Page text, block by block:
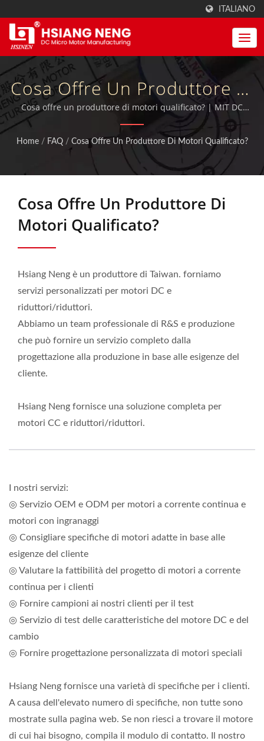
ITALIANO
Cosa Offre Un Produttore Di
Motori Qualificato? | Motori
A Vite Senza Fine E
Produttore Di Motori
Elettrici Di Taiwan | Hsiang
Neng
Cosa offre un produttore di motori qualificato? | MIT DC
Motors, ingranaggi motori e scatole del cambio con
certificazione ISO 9001:2015 inoltre certificati TUV, CE e UL.
Home / FAQ / Cosa Offre Un Produttore Di Motori Qualificato?
Cosa Offre Un Produttore Di
Motori Qualificato?
Hsiang Neng è un produttore di Taiwan. forniamo
servizi personalizzati per motori DC e
riduttori/riduttori.
Abbiamo un team professionale di R&S e produzione
che può fornire un servizio completo dalla
progettazione alla produzione in base alle esigenze del
cliente.
Hsiang Neng fornisce una soluzione completa per
motori CC e riduttori/riduttori.
I nostri servizi:
◎ Servizio OEM e ODM per motori a corrente continua e
motori con ingranaggi
◎ Consigliare specifiche di motori adatte in base alle
esigenze del cliente
◎ Valutare la fattibilità del progetto di motori a corrente
continua per i clienti
◎ Fornire campioni ai nostri clienti per il test
◎ Servizio di test delle caratteristiche del motore DC e del
cambio
◎ Fornire progettazione personalizzata di motori speciali
Hsiang Neng fornisce una varietà di specifiche per i clienti.
A causa dell'elevato numero di specifiche, non tutte sono
mostrate sulla pagina web. Se non riesci a trovare il motore
di cui hai bisogno, compila il modulo di contatto. Il nostro